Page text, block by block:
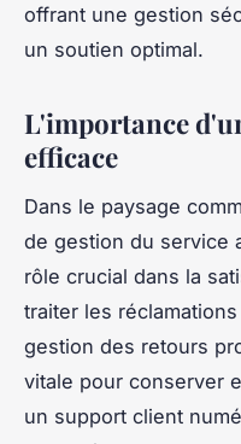
offrant une gestion
un soutien optimal.
L'importance
efficace
Dans le paysage
de gestion du service
rôle crucial dans la
traiter les
gestion des retours
vitale pour conserver
un support client